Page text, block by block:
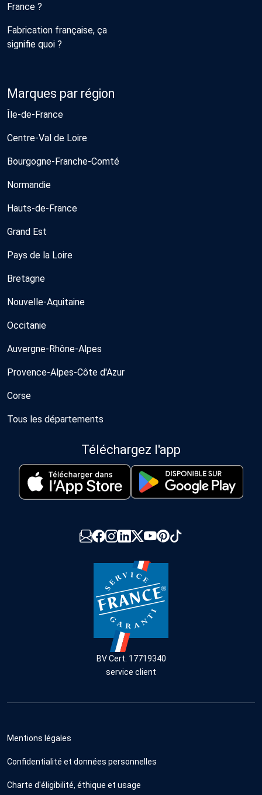
France ?
Fabrication française, ça
signifie quoi ?
Marques par région
Île-de-France
Centre-Val de Loire
Bourgogne-Franche-Comté
Normandie
Hauts-de-France
Grand Est
Pays de la Loire
Bretagne
Nouvelle-Aquitaine
Occitanie
Auvergne-Rhône-Alpes
Provence-Alpes-Côte d'Azur
Corse
Tous les départements
Téléchargez l'app
BV Cert. 17719340
service client
Mentions légales
Confidentialité et données personnelles
Charte d'éligibilité, éthique et usage